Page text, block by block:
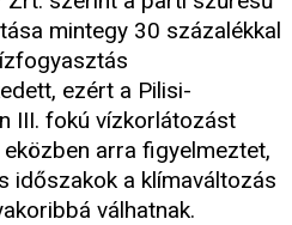
mintegy 30 százalékkal
ezért a Pilisi-
III. fokú vízkorlátozást
arra figyelmeztet,
időszakok a klímaváltozás
válhatnak.